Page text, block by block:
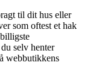
til dit hus eller
som oftest et hak
selv henter
webbutikkens